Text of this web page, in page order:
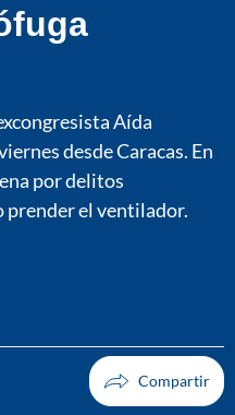
Aída
desde Caracas. En
por delitos
el ventilador.